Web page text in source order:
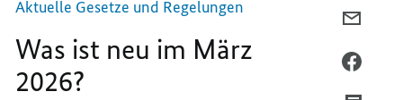
Aktuelle Gesetze und Regelungen
Was ist neu im März
2026?